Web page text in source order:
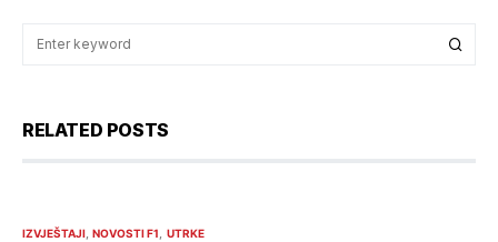
RELATED POSTS
IZVJEŠTAJI NOVOSTI F1 UTRKE